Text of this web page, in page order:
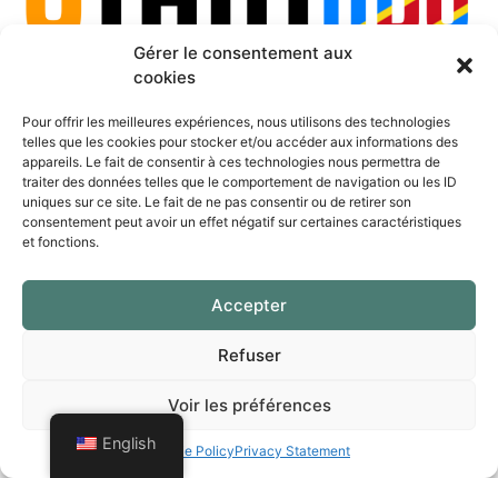
Gérer le consentement aux
cookies
Pour offrir les meilleures expériences, nous utilisons des technologies
telles que les cookies pour stocker et/ou accéder aux informations des
appareils. Le fait de consentir à ces technologies nous permettra de
traiter des données telles que le comportement de navigation ou les ID
uniques sur ce site. Le fait de ne pas consentir ou de retirer son
consentement peut avoir un effet négatif sur certaines caractéristiques
et fonctions.
Accepter
Refuser
Voir les préférences
Cookie PolicyPrivacy Statement
Créer son entreprise en ligne en République
Démocratique du Congo (RDC) en Ligne
English